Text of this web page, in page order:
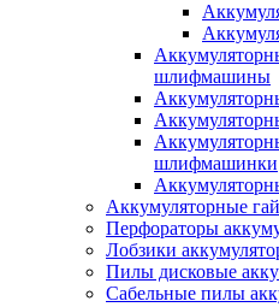
шлифмашины
шлифмашинки
Аккумуляторные
Перфораторы
Лобзики
Пилы дисковые
Сабельные пилы